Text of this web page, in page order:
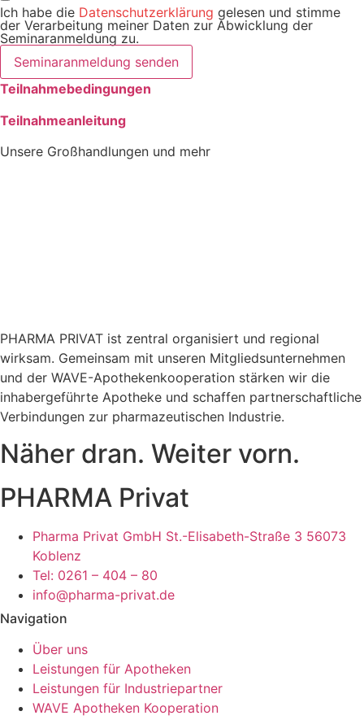
Ich habe die Datenschutzerklärung gelesen und stimme
der Verarbeitung meiner Daten zur Abwicklung der
Seminaranmeldung zu.
Seminaranmeldung senden
Teilnahmebedingungen
Teilnahmeanleitung
Unsere Großhandlungen und mehr
PHARMA PRIVAT ist zentral organisiert und regional
wirksam. Gemeinsam mit unseren Mitgliedsunternehmen
und der WAVE-Apothekenkooperation stärken wir die
inhabergeführte Apotheke und schaffen partnerschaftliche
Verbindungen zur pharmazeutischen Industrie.
Näher dran. Weiter vorn.
PHARMA Privat
Pharma Privat GmbH St.-Elisabeth-Straße 3 56073
Koblenz
Tel: 0261 – 404 – 80
info@pharma-privat.de
Navigation
Über uns
Leistungen für Apotheken
Leistungen für Industriepartner
WAVE Apotheken Kooperation